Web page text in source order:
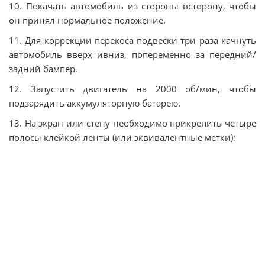
10. Покачать автомобиль из стороны всторону, чтобы
он принял нормальное положение.
11. Для коррекции перекоса подвески три раза качнуть
автомобиль вверх ивниз, попеременно за передний/
задний бампер.
12. Запустить двигатель на 2000 об/мин, чтобы
подзарядить аккумуляторную батарею.
13. На экран или стену необходимо прикрепить четыре
полосы клейкой ленты (или эквивалентные метки):